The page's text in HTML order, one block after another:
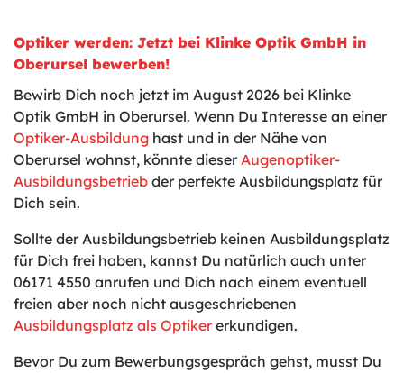
Optiker werden: Jetzt bei Klinke Optik GmbH in
Oberursel bewerben!
Bewirb Dich noch jetzt im August 2026 bei Klinke
Optik GmbH in Oberursel. Wenn Du Interesse an einer
Optiker-Ausbildung hast und in der Nähe von
Oberursel wohnst, könnte dieser Augenoptiker-
Ausbildungsbetrieb der perfekte Ausbildungsplatz für
Dich sein.
Sollte der Ausbildungsbetrieb keinen Ausbildungsplatz
für Dich frei haben, kannst Du natürlich auch unter
06171 4550 anrufen und Dich nach einem eventuell
freien aber noch nicht ausgeschriebenen
Ausbildungsplatz als Optiker erkundigen.
Bevor Du zum Bewerbungsgespräch gehst, musst Du